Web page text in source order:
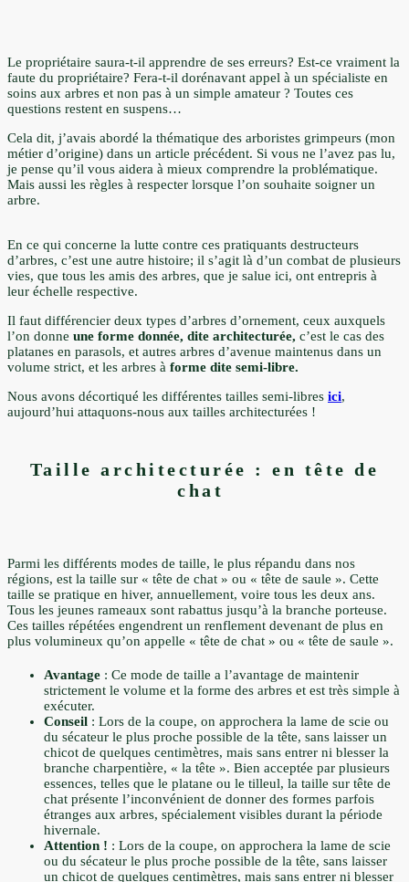
Le propriétaire saura-t-il apprendre de ses erreurs? Est-ce vraiment la
faute du propriétaire? Fera-t-il dorénavant appel à un spécialiste en
soins aux arbres et non pas à un simple amateur ? Toutes ces
questions restent en suspens…
Cela dit, j’avais abordé la thématique des arboristes grimpeurs (mon
métier d’origine) dans un article précédent. Si vous ne l’avez pas lu,
je pense qu’il vous aidera à mieux comprendre la problématique.
Mais aussi les règles à respecter lorsque l’on souhaite soigner un
arbre.
En ce qui concerne la lutte contre ces pratiquants destructeurs
d’arbres, c’est une autre histoire; il s’agit là d’un combat de plusieurs
vies, que tous les amis des arbres, que je salue ici, ont entrepris à
leur échelle respective.
Il faut différencier deux types d’arbres d’ornement, ceux auxquels
l’on donne une forme donnée, dite architecturée, c’est le cas des
platanes en parasols, et autres arbres d’avenue maintenus dans un
volume strict, et les arbres à forme dite semi-libre.
Nous avons décortiqué les différentes tailles semi-libres ici,
aujourd’hui attaquons-nous aux tailles architecturées !
Taille architecturée : en tête de
chat
Parmi les différents modes de taille, le plus répandu dans nos
régions, est la taille sur « tête de chat » ou « tête de saule ». Cette
taille se pratique en hiver, annuellement, voire tous les deux ans.
Tous les jeunes rameaux sont rabattus jusqu’à la branche porteuse.
Ces tailles répétées engendrent un renflement devenant de plus en
plus volumineux qu’on appelle « tête de chat » ou « tête de saule ».
Avantage : Ce mode de taille a l’avantage de maintenir
strictement le volume et la forme des arbres et est très simple à
exécuter.
Conseil : Lors de la coupe, on approchera la lame de scie ou
du sécateur le plus proche possible de la tête, sans laisser un
chicot de quelques centimètres, mais sans entrer ni blesser la
branche charpentière, « la tête ». Bien acceptée par plusieurs
essences, telles que le platane ou le tilleul, la taille sur tête de
chat présente l’inconvénient de donner des formes parfois
étranges aux arbres, spécialement visibles durant la période
hivernale.
Attention ! : Lors de la coupe, on approchera la lame de scie
ou du sécateur le plus proche possible de la tête, sans laisser
un chicot de quelques centimètres, mais sans entrer ni blesser